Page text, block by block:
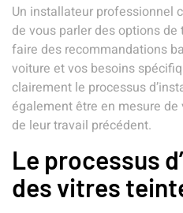
Un installateur professionnel
de vous parler des options
faire des recommandations
voiture et vos besoins
clairement le processus
également être en mesure
de leur travail précédent.
Le processus
des vitres